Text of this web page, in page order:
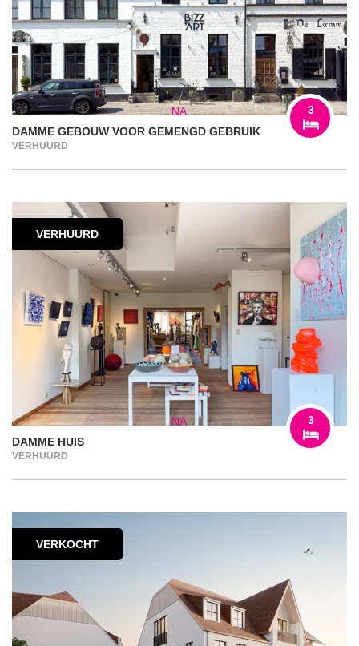
DAMME GEBOUW VOOR GEMENGD GEBRUIK
VERHUURD
3
VERHUURD
DAMME HUIS
VERHUURD
3
VERKOCHT